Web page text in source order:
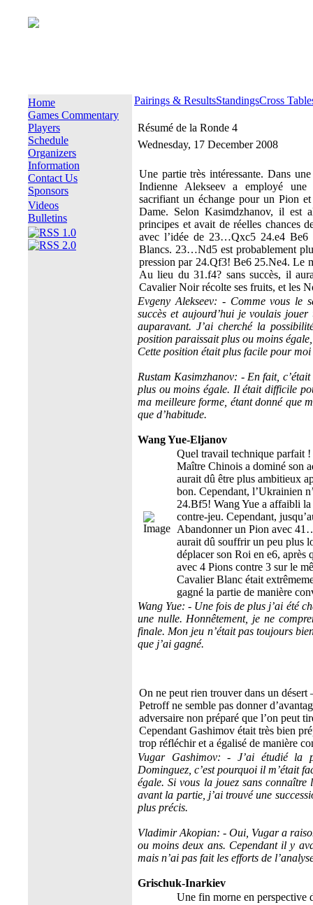
Home
Games Commentary
Players
Schedule
Organizers
Information
Contact Us
Sponsors
Videos
Bulletins
Pairings & ResultsStandingsCross
Résumé de la Ronde 4
Wednesday, 17 December 2008
Une partie très intéressante. Dans
Indienne Alekseev a employé
sacrifiant un échange pour un Pion
Dame. Selon Kasimdzhanov, il
principes et avait de réelles chances
avec l’idée de 23…Qxc5 24.e4 Be6
Blancs. 23…Nd5 est probablement
pression par 24.Qf3! Be6 25.Ne4. Le
Au lieu du 31.f4? sans succès, il
Cavalier Noir récolte ses fruits, et les
Evgeny Alekseev: - Comme vous le
succès et aujourd’hui je voulais
auparavant. J’ai cherché la
position paraissait plus ou moins
Cette position était plus facile pour
Rustam Kasimzhanov: - En fait,
plus ou moins égale. Il était difficile
ma meilleure forme, étant donné que
que d’habitude.
Wang Yue-Eljanov
Quel travail technique parfait
Maître Chinois a dominé son
aurait dû être plus ambitieux
bon. Cependant, l’Ukrainien
24.Bf5! Wang Yue a affaibli la
contre-jeu. Cependant,
Abandonner un Pion avec
aurait dû souffrir un peu plus
déplacer son Roi en e6,
avec 4 Pions contre 3 sur le
Cavalier Blanc était
gagné la partie de manière
Wang Yue: - Une fois de plus j’ai été
une nulle. Honnêtement, je ne
finale. Mon jeu n’était pas toujours
que j’ai gagné.
On ne peut rien trouver dans un
Petroff ne semble pas donner
adversaire non préparé que l’on peut
Cependant Gashimov était très bien
trop réfléchir et a égalisé de manière
Vugar Gashimov: - J’ai étudié la
Dominguez, c’est pourquoi il m’était
égale. Si vous la jouez sans
avant la partie, j’ai trouvé une
plus précis.
Vladimir Akopian: - Oui, Vugar a
ou moins deux ans. Cependant il y
mais n’ai pas fait les efforts de
Grischuk-Inarkiev
Une fin morne en perspective